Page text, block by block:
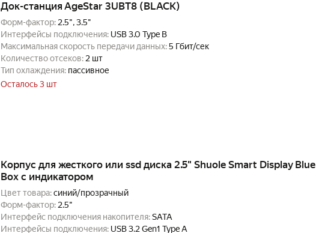
Док-станция AgeStar 3UBT8 (BLACK)
Форм-фактор: 2.5", 3.5"
Интерфейсы подключения: USB 3.0 Type B
Максимальная скорость передачи данных:5 Гбит/сек
Количество отсеков: 2 шт
Тип охлаждения: пассивное
Осталось 3 шт
Корпус для жесткого или ssd диска 2.5" Shuole Smart Display Blue
Box с индикатором
Цвет товара:синий/прозрачный
Форм-фактор: 2.5"
Интерфейс подключения накопителя:SATA
Интерфейсы подключения: USB 3.2 Gen1 Type A